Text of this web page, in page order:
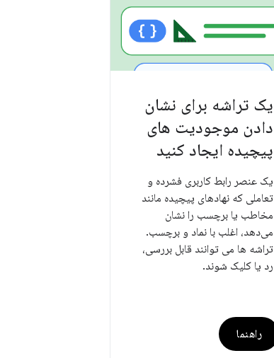
یک تراشه برای نشان
دادن موجودیت های
پیچیده ایجاد کنید
یک عنصر رابط کاربری فشرده و
تعاملی که نهادهای پیچیده مانند
مخاطب یا برچسب را نشان
می‌دهد، اغلب با نماد و برچسب.
تراشه ها می توانند قابل بررسی،
رد یا کلیک شوند.
راهنما